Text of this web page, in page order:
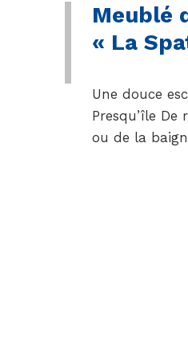
Meublé
« La
Une douce
Presqu’île
ou de la